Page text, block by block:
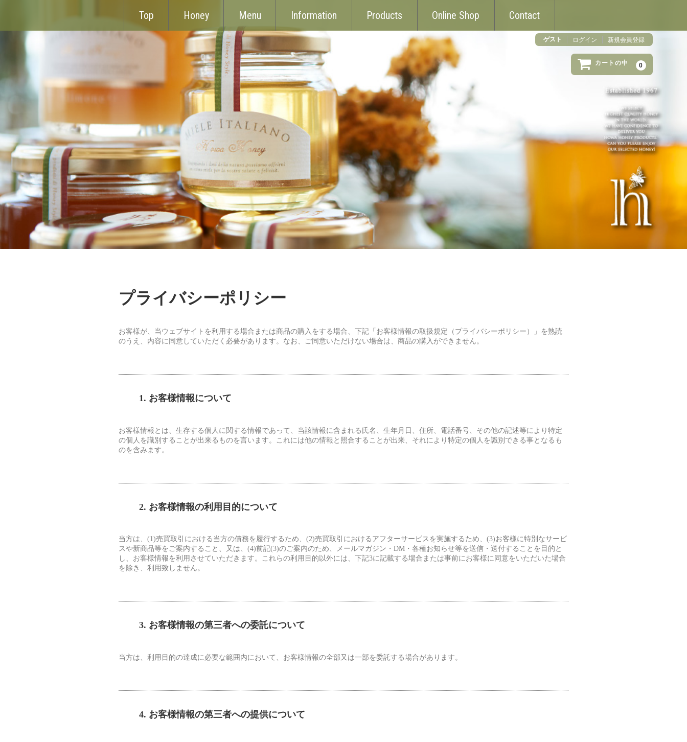
Top Honey Menu Information Products Online Shop Contact
ゲスト ログイン 新規会員登録
カートの中 0
プライバシーポリシー
お客様が、当ウェブサイトを利用する場合または商品の購入をする場合、下記「お客様情報の取扱規定（プライバシーポリシー）」を熟読
のうえ、内容に同意していただく必要があります。なお、ご同意いただけない場合は、商品の購入ができません。
1. お客様情報について
お客様情報とは、生存する個人に関する情報であって、当該情報に含まれる氏名、生年月日、住所、電話番号、その他の記述等により特定
の個人を識別することが出来るものを言います。これには他の情報と照合することが出来、それにより特定の個人を識別できる事となるも
のを含みます。
2. お客様情報の利用目的について
当方は、(1)売買取引における当方の債務を履行するため、(2)売買取引におけるアフターサービスを実施するため、(3)お客様に特別なサービ
スや新商品等をご案内すること、又は、(4)前記(3)のご案内のため、メールマガジン・DM・各種お知らせ等を送信・送付することを目的と
し、お客様情報を利用させていただきます。これらの利用目的以外には、下記3に記載する場合または事前にお客様に同意をいただいた場合
を除き、利用致しません。
3. お客様情報の第三者への委託について
当方は、利用目的の達成に必要な範囲内において、お客様情報の全部又は一部を委託する場合があります。
4. お客様情報の第三者への提供について